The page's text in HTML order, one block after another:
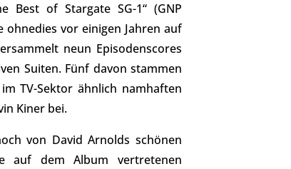
Best of Stargate SG-1“ (GNP
vor einigen Jahren auf
neun Episodenscores
Suiten. Fünf davon stammen
TV-Sektor ähnlich namhaften
Kiner bei.
von David Arnolds schönen
auf dem Album vertretenen